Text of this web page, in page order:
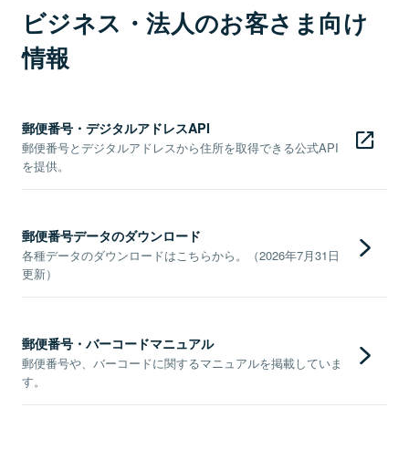
ビジネス・法人のお客さま向け
情報
郵便番号・デジタルアドレスAPI
郵便番号とデジタルアドレスから住所を取得できる公式API
を提供。
郵便番号データのダウンロード
各種データのダウンロードはこちらから。（2026年7月31日
更新）
郵便番号・バーコードマニュアル
郵便番号や、バーコードに関するマニュアルを掲載していま
す。